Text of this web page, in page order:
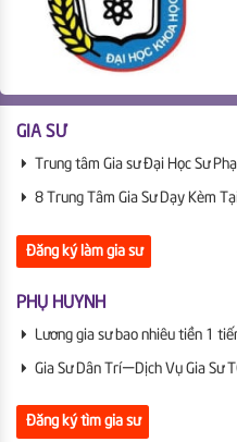
GIA SƯ
Trung tâm Gia sư Đại Học Sư
8 Trung Tâm Gia Sư Dạy Kèm
Đăng ký làm gia sư
PHỤ HUYNH
Lương gia sư bao nhiêu tiền 1
Gia Sư Dân Trí | Dịch Vụ Gia Sư
Đăng ký tìm gia sư